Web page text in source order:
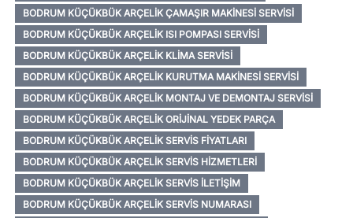
BODRUM KÜÇÜKBÜK ARÇELIK ÇAMAŞIR MAKINESI SERVISI
BODRUM KÜÇÜKBÜK ARÇELIK ISI POMPASI SERVISI
BODRUM KÜÇÜKBÜK ARÇELIK KLIMA SERVISI
BODRUM KÜÇÜKBÜK ARÇELIK KURUTMA MAKINESI SERVISI
BODRUM KÜÇÜKBÜK ARÇELIK MONTAJ VE DEMONTAJ SERVISI
BODRUM KÜÇÜKBÜK ARÇELIK ORIJINAL YEDEK PARÇA
BODRUM KÜÇÜKBÜK ARÇELIK SERVIS FIYATLARI
BODRUM KÜÇÜKBÜK ARÇELIK SERVIS HIZMETLERI
BODRUM KÜÇÜKBÜK ARÇELIK SERVIS İLETIŞIM
BODRUM KÜÇÜKBÜK ARÇELIK SERVIS NUMARASI